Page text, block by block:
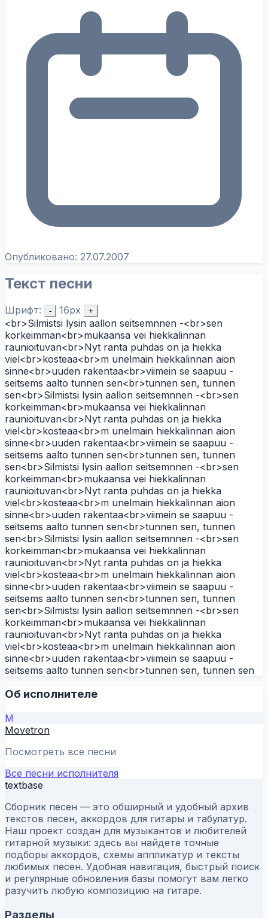
Опубликовано: 27.07.2007
Текст песни
Шрифт: - 16px +
<br>Silmistsi lysin aallon seitsemnnen -<br>sen
korkeimman<br>mukaansa vei hiekkalinnan
raunioituvan<br>Nyt ranta puhdas on ja hiekka
viel<br>kosteaa<br>m unelmain hiekkalinnan aion
sinne<br>uuden rakentaa<br>viimein se saapuu -
seitsems aalto tunnen sen<br>tunnen sen, tunnen
sen<br>Silmistsi lysin aallon seitsemnnen -<br>sen
korkeimman<br>mukaansa vei hiekkalinnan
raunioituvan<br>Nyt ranta puhdas on ja hiekka
viel<br>kosteaa<br>m unelmain hiekkalinnan aion
sinne<br>uuden rakentaa<br>viimein se saapuu -
seitsems aalto tunnen sen<br>tunnen sen, tunnen
sen<br>Silmistsi lysin aallon seitsemnnen -<br>sen
korkeimman<br>mukaansa vei hiekkalinnan
raunioituvan<br>Nyt ranta puhdas on ja hiekka
viel<br>kosteaa<br>m unelmain hiekkalinnan aion
sinne<br>uuden rakentaa<br>viimein se saapuu -
seitsems aalto tunnen sen<br>tunnen sen, tunnen
sen<br>Silmistsi lysin aallon seitsemnnen -<br>sen
korkeimman<br>mukaansa vei hiekkalinnan
raunioituvan<br>Nyt ranta puhdas on ja hiekka
viel<br>kosteaa<br>m unelmain hiekkalinnan aion
sinne<br>uuden rakentaa<br>viimein se saapuu -
seitsems aalto tunnen sen<br>tunnen sen, tunnen
sen<br>Silmistsi lysin aallon seitsemnnen -<br>sen
korkeimman<br>mukaansa vei hiekkalinnan
raunioituvan<br>Nyt ranta puhdas on ja hiekka
viel<br>kosteaa<br>m unelmain hiekkalinnan aion
sinne<br>uuden rakentaa<br>viimein se saapuu -
seitsems aalto tunnen sen<br>tunnen sen, tunnen sen
Об исполнителе
M
Movetron
Посмотреть все песни
Все песни исполнителя
textbase
Сборник песен — это обширный и удобный архив
текстов песен, аккордов для гитары и табулатур.
Наш проект создан для музыкантов и любителей
гитарной музыки: здесь вы найдете точные
подборы аккордов, схемы аппликатур и тексты
любимых песен. Удобная навигация, быстрый поиск
и регулярные обновления базы помогут вам легко
разучить любую композицию на гитаре.
Разделы